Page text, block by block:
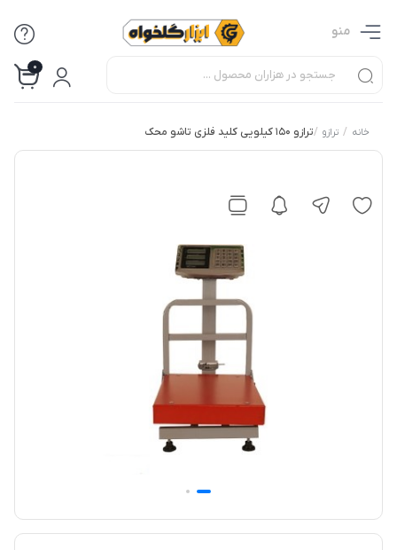
منو
0
خانه / ترازو /ترازو 150 کیلویی کلید فلزی تاشو محک